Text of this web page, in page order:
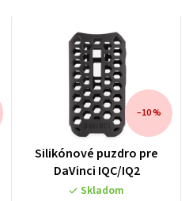
Silikónové puzdro pre
DaVinci IQC/IQ2
Skladom
–10 %